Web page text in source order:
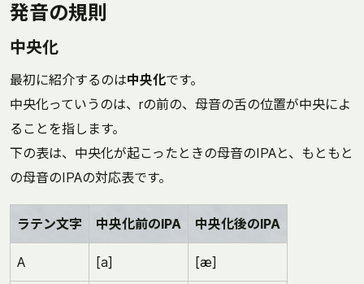
発音の規則
中央化
最初に紹介するのは中央化です。
中央化っていうのは、rの前の、母音の舌の位置が中央によ
ることを指します。
下の表は、中央化が起こったときの母音のIPAと、もともと
の母音のIPAの対応表です。
ラテン文字 中央化前のIPA 中央化後のIPA
A [a] [æ]